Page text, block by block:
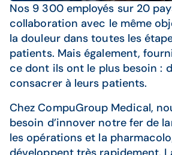
Nos 9 300 employés sur 20
collaboration avec le même
la douleur dans toutes les
patients. Mais également,
ce dont ils ont le plus besoin :
consacrer à leurs patients.
Chez CompuGroup Medical,
besoin d’innover notre fer de
les opérations et la